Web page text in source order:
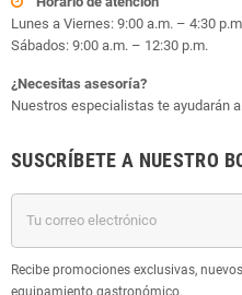
Lunes a Viernes: 9:00 a.m. – 4:30
Sábados: 9:00 a.m. – 12:30 p.m.
¿Necesitas asesoría?
Nuestros especialistas te ayudarán
SUSCRÍBETE A NUESTRO
Recibe promociones exclusivas,
equipamiento gastronómico.